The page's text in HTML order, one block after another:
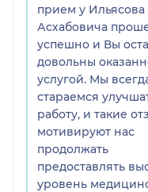
прием у Ильясова
Асхабовича
успешно и Вы
довольны
услугой. Мы
стараемся
работу, и такие
мотивируют нас
продолжать
предоставлять
уровень